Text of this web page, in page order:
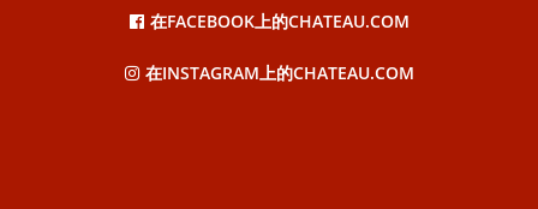
在FACEBOOK上的CHATEAU.COM
在INSTAGRAM上的CHATEAU.COM